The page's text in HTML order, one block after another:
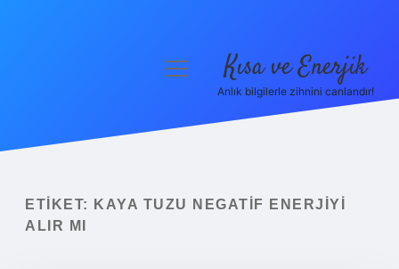
Yasal Uyarı
menüyü
Kısa ve Enerjik
Anlık bilgilerle zihnini canlandır!
ETIKET:
KAYA TUZU NEGATIF ENERJIYI
ALIR MI